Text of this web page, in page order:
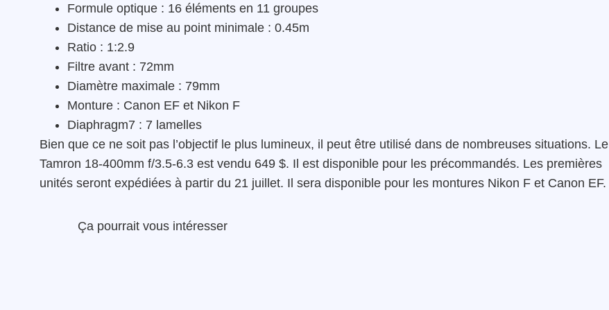
Formule optique : 16 éléments en 11 groupes
Distance de mise au point minimale : 0.45m
Ratio : 1:2.9
Filtre avant : 72mm
Diamètre maximale : 79mm
Monture : Canon EF et Nikon F
Diaphragm7 : 7 lamelles
Bien que ce ne soit pas l’objectif le plus lumineux, il peut être utilisé dans de nombreuses situations. Le
Tamron 18-400mm f/3.5-6.3 est vendu 649 $. Il est disponible pour les précommandés. Les premières
unités seront expédiées à partir du 21 juillet. Il sera disponible pour les montures Nikon F et Canon EF.
Ça pourrait vous intéresser